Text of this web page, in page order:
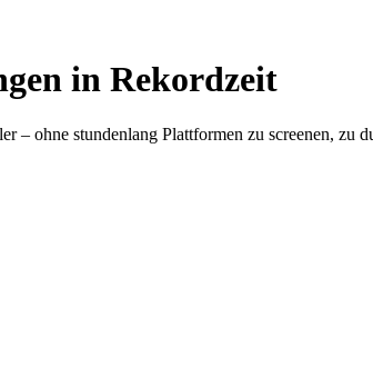
in Rekordzeit
– ohne stundenlang Plattformen zu screenen, zu